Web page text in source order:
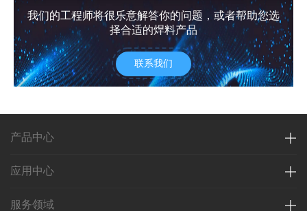
我们的工程师将很乐意解答你的问题，或者帮助您选
择合适的焊料产品
联系我们
产品中心
应用中心
服务领域